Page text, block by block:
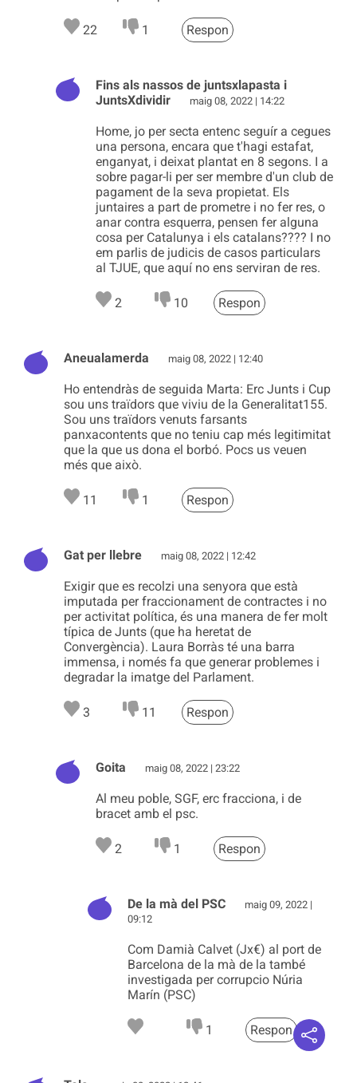
22 1 Respon
Fins als nassos de juntsxlapasta i
JuntsXdividir
maig 08, 2022 | 14:22
Home, jo per secta entenc seguír a cegues
una persona, encara que t'hagi estafat,
enganyat, i deixat plantat en 8 segons. I a
sobre pagar-li per ser membre d'un club de
pagament de la seva propietat. Els
juntaires a part de prometre i no fer res, o
anar contra esquerra, pensen fer alguna
cosa per Catalunya i els catalans???? I no
em parlis de judicis de casos particulars
al TJUE, que aquí no ens serviran de res.
2 10 Respon
Aneualamerda maig 08, 2022 | 12:40
Ho entendràs de seguida Marta: Erc Junts i Cup
sou uns traïdors que viviu de la Generalitat155.
Sou uns traïdors venuts farsants
panxacontents que no teniu cap més legitimitat
que la que us dona el borbó. Pocs us veuen
més que això.
11 1 Respon
Gat per llebre maig 08, 2022 | 12:42
Exigir que es recolzi una senyora que està
imputada per fraccionament de contractes i no
per activitat política, és una manera de fer molt
típica de Junts (que ha heretat de
Convergència). Laura Borràs té una barra
immensa, i només fa que generar problemes i
degradar la imatge del Parlament.
3 11 Respon
Goita maig 08, 2022 | 23:22
Al meu poble, SGF, erc fracciona, i de
bracet amb el psc.
2 1 Respon
De la mà del PSC
maig 09, 2022 |
09:12
Com Damià Calvet (Jx€) al port de
Barcelona de la mà de la també
investigada per corrupcio Núria
Marín (PSC)
1 Respon